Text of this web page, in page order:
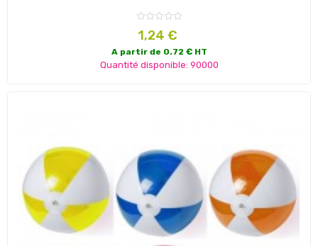
Prix
1,24 €
A partir de 0.72 € HT
Quantité disponible: 90000